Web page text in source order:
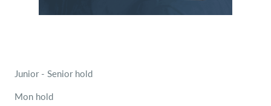
Junior - Senior hold
Mon hold